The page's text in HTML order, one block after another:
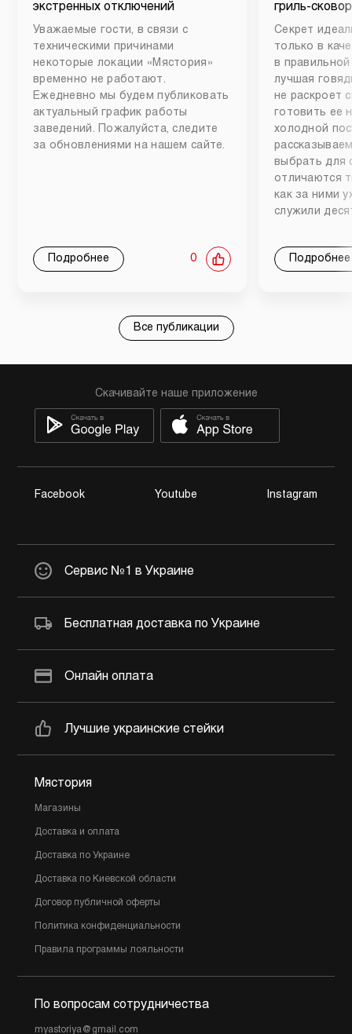
экстренных отключений
Уважаемые гости, в связи с
техническими причинами
некоторые локации «Мястория»
временно не работают.
Ежедневно мы будем публиковать
актуальный график работы
заведений. Пожалуйста, следите
за обновлениями на нашем сайте.
Подробнее 0
гриль-
Секрет
только в
в
лучшая
не раскроет
готовить ее
холодной
выбрать для
отличаются
как за ними
служили
Подробнее
Все публикации
Скачивайте наше приложение
Facebook Youtube Instagram
Сервис №1 в Украине
Бесплатная доставка по Украине
Онлайн оплата
Лучшие украинские стейки
Мястория
Магазины
Доставка и оплата
Доставка по Украине
Доставка по Киевской области
Договор публичной оферты
Политика конфиденциальности
Правила программы лояльности
По вопросам сотрудничества
myastoriya@gmail.com